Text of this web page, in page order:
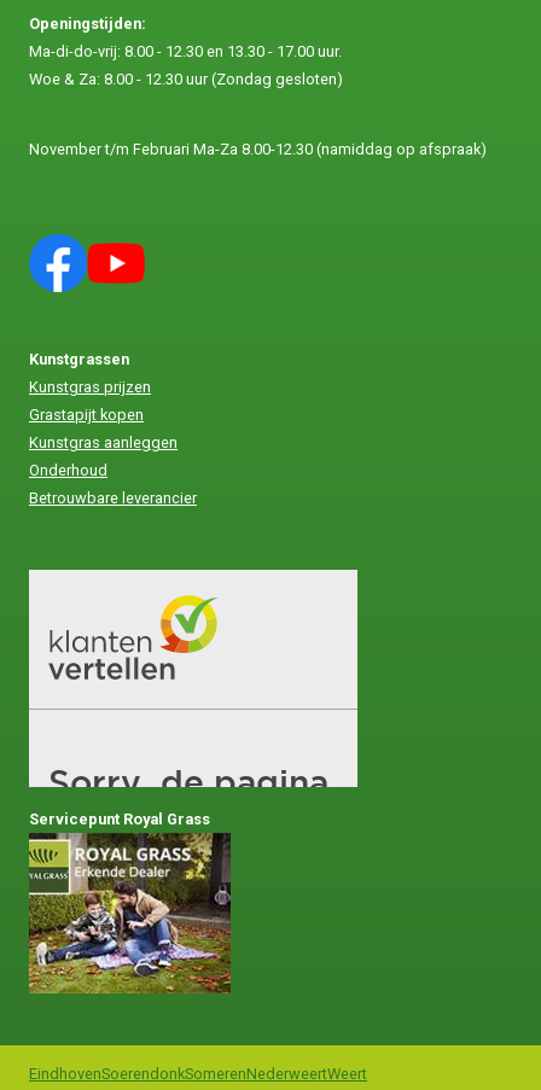
Openingstijden:
Ma-di-do-vrij: 8.00 - 12.30 en 13.30 - 17.00 uur.
Woe & Za: 8.00 - 12.30 uur (Zondag gesloten)
November t/m Februari Ma-Za 8.00-12.30 (namiddag op afspraak)
Kunstgrassen
Kunstgras prijzen
Grastapijt kopen
Kunstgras aanleggen
Onderhoud
Betrouwbare leverancier
Servicepunt Royal Grass
EindhovenSoerendonkSomerenNederweertWeert